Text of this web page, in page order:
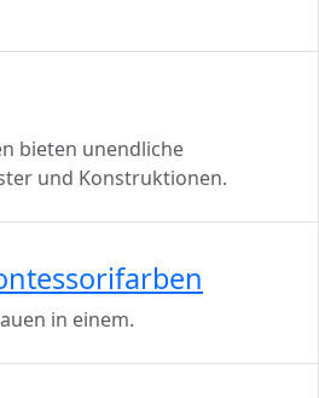
bieten unendliche
und Konstruktionen.
in einem.